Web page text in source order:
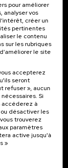
pour améliorer
analyser vos
créer un
pertinentes
le contenu
sur les rubriques
le site
accepterez
seront
refuser », aucun
Si
accéderez à
désactiver les
trouverez
paramètres
active jusqu'à
»